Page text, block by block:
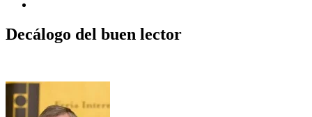
Decálogo del buen lector